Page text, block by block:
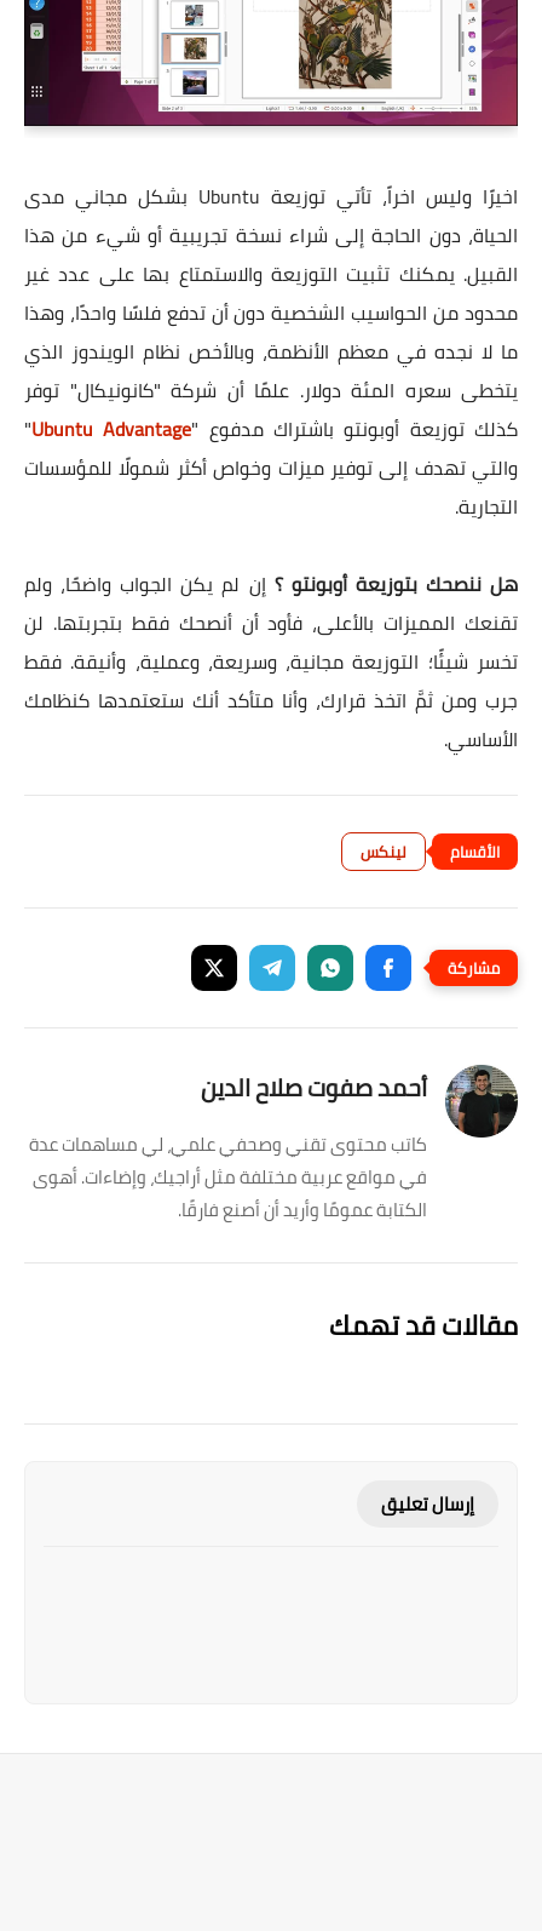
اخيرًا وليس اخراً، تأتي توزيعة Ubuntu بشكل مجاني مدى
الحياة، دون الحاجة إلى شراء نسخة تجريبية أو شيء من هذا
القبيل. يمكنك تثبيت التوزيعة والاستمتاع بها على عدد غير
محدود من الحواسيب الشخصية دون أن تدفع فلسًا واحدًا، وهذا
ما لا نجده في معظم الأنظمة، وبالأخص نظام الويندوز الذي
يتخطى سعره المئة دولار. علمًا أن شركة "كانونيكال" توفر
كذلك توزيعة أوبونتو باشتراك مدفوع "Ubuntu Advantage
"
والتي تهدف إلى توفير ميزات وخواص أكثر شمولًا للمؤسسات
التجارية.
هل ننصحك بتوزيعة أوبونتو ؟ إن لم يكن الجواب واضحًا، ولم
تقنعك المميزات بالأعلى، فأود أن أنصحك فقط بتجربتها. لن
تخسر شيئًا؛ التوزيعة مجانية، وسريعة، وعملية، وأنيقة. فقط
جرب ومن ثمَّ اتخذ قرارك، وأنا متأكد أنك ستعتمدها كنظامك
الأساسي.
لينكس
أحمد صفوت صلاح الدين
كاتب محتوى تقني وصحفي علمي، لي مساهمات عدة
في مواقع عربية مختلفة مثل أراجيك، وإضاءات. أهوى
الكتابة عمومًا وأريد أن أصنع فارقًا.
مقالات قد تهمك
إرسال تعليق